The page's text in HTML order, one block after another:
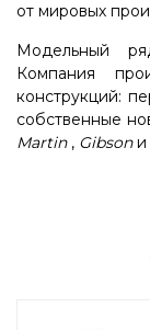
от мировых
Модельный
Компания
конструкций:
собственные
Martin, Gibsonи